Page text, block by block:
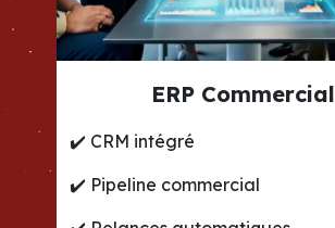
ERP Commercial
✔️ CRM intégré
✔️ Pipeline commercial